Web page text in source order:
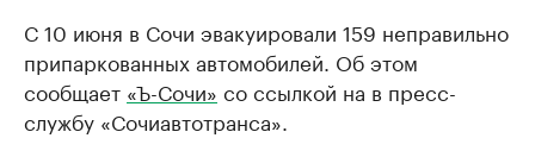
С 10 июня в Сочи эвакуировали 159 неправильно
припаркованных автомобилей. Об этом
сообщает «Ъ-Сочи» со ссылкой на в пресс-
службу «Сочиавтотранса».